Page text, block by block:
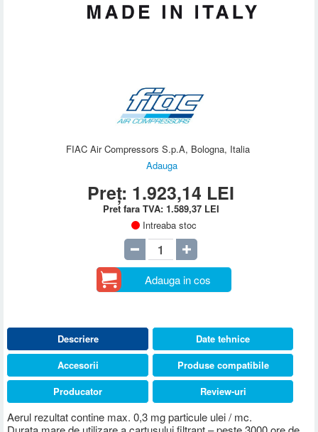
FIAC Air Compressors S.p.A, Bologna, Italia
Adauga
Preț: 1.923,14 LEI
Pret fara TVA: 1.589,37 LEI
Intreaba stoc
Adauga in cos
Descriere
Aerul rezultat contine max. 0,3 mg particule ulei / mc.
Date tehnice
Accesorii
Produse compatibile
Producator
Review-uri